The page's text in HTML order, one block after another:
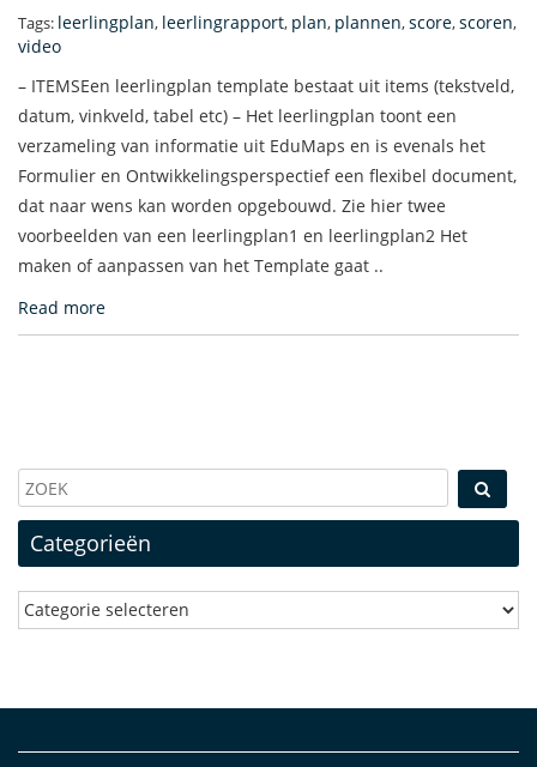
Tags: leerlingplan, leerlingrapport, plan, plannen,score,scoren,
video
– ITEMSEen leerlingplan template bestaat uit items (tekstveld,
datum, vinkveld, tabel etc) – Het leerlingplan toont een
verzameling van informatie uit EduMaps en is evenals het
Formulier en Ontwikkelingsperspectief een flexibel document,
dat naar wens kan worden opgebouwd. Zie hier twee
voorbeelden van een leerlingplan1 en leerlingplan2 Het
maken of aanpassen van het Template gaat ..
Read more
Categorieën
Categorieën